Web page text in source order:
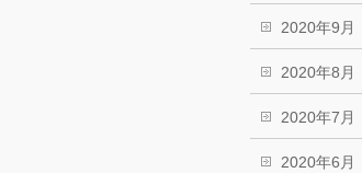
2020年9月
2020年8月
2020年7月
2020年6月